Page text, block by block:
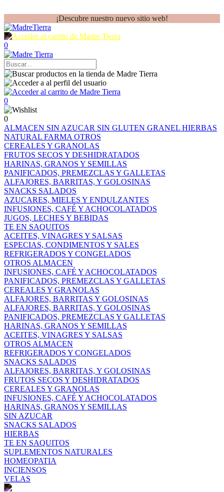
¡Descubre nuestro nuevo sitio web!
0
0
0
ALMACEN SIN AZUCAR SIN GLUTEN GRANEL HIERBAS
NATURAL FARMA OTROS
CEREALES Y GRANOLAS
FRUTOS SECOS Y DESHIDRATADOS
HARINAS, GRANOS Y SEMILLAS
PANIFICADOS, PREMEZCLAS Y GALLETAS
ALFAJORES, BARRITAS, Y GOLOSINAS
SNACKS SALADOS
AZUCARES, MIELES Y ENDULZANTES
INFUSIONES, CAFÉ Y ACHOCOLATADOS
JUGOS, LECHES Y BEBIDAS
TE EN SAQUITOS
ACEITES, VINAGRES Y SALSAS
ESPECIAS, CONDIMENTOS Y SALES
REFRIGERADOS Y CONGELADOS
OTROS ALMACEN
INFUSIONES, CAFÉ Y ACHOCOLATADOS
PANIFICADOS, PREMEZCLAS Y GALLETAS
CEREALES Y GRANOLAS
ALFAJORES, BARRITAS Y GOLOSINAS
ALFAJORES, BARRITAS, Y GOLOSINAS
PANIFICADOS, PREMEZCLAS Y GALLETAS
HARINAS, GRANOS Y SEMILLAS
ACEITES, VINAGRES Y SALSAS
OTROS ALMACEN
REFRIGERADOS Y CONGELADOS
SNACKS SALADOS
ALFAJORES, BARRITAS, Y GOLOSINAS
FRUTOS SECOS Y DESHIDRATADOS
CEREALES Y GRANOLAS
INFUSIONES, CAFÉ Y ACHOCOLATADOS
HARINAS, GRANOS Y SEMILLAS
SIN AZUCAR
SNACKS SALADOS
HIERBAS
TE EN SAQUITOS
SUPLEMENTOS NATURALES
HOMEOPATIA
INCIENSOS
VELAS